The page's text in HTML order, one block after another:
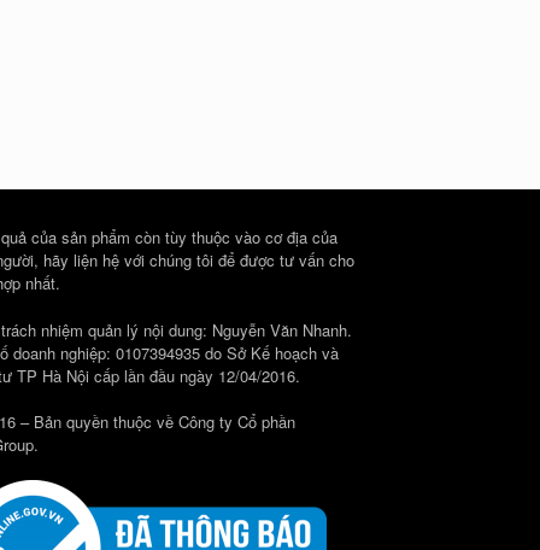
của sản phẩm còn tùy thuộc vào cơ địa của
hãy liện hệ với chúng tôi để được tư vấn cho
nhất.
nhiệm quản lý nội dung: Nguyễn Văn Nhanh.
doanh nghiệp: 0107394935 do Sở Kế hoạch và
TP Hà Nội cấp lần đầu ngày 12/04/2016.
– Bản quyền thuộc về Công ty Cổ phần